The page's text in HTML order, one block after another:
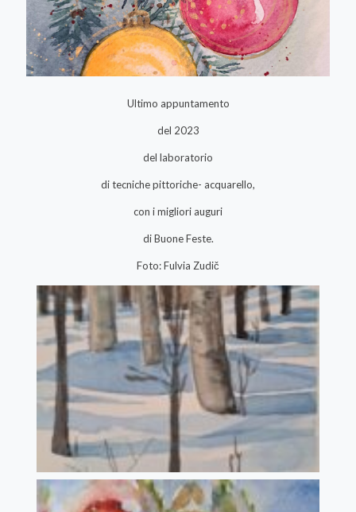
Ultimo appuntamento
del 2023
del laboratorio
di tecniche pittoriche- acquarello,
con i migliori auguri
di Buone Feste.
Foto: Fulvia Zudič